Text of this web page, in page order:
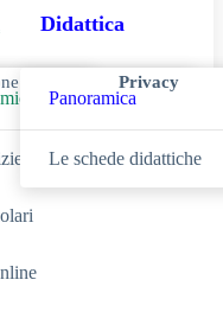
Didattica
Panoramica
Le schede didattiche
Privacy